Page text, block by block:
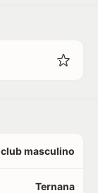
club masculino
Ternana